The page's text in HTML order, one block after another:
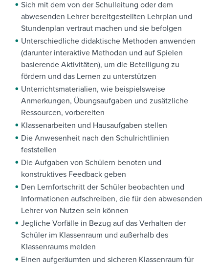
Sich mit dem von der Schulleitung oder dem
abwesenden Lehrer bereitgestellten Lehrplan und
Stundenplan vertraut machen und sie befolgen
Unterschiedliche didaktische Methoden anwenden
(darunter interaktive Methoden und auf Spielen
basierende Aktivitäten), um die Beteiligung zu
fördern und das Lernen zu unterstützen
Unterrichtsmaterialien, wie beispielsweise
Anmerkungen, Übungsaufgaben und zusätzliche
Ressourcen, vorbereiten
Klassenarbeiten und Hausaufgaben stellen
Die Anwesenheit nach den Schulrichtlinien
feststellen
Die Aufgaben von Schülern benoten und
konstruktives Feedback geben
Den Lernfortschritt der Schüler beobachten und
Informationen aufschreiben, die für den abwesenden
Lehrer von Nutzen sein können
Jegliche Vorfälle in Bezug auf das Verhalten der
Schüler im Klassenraum und außerhalb des
Klassenraums melden
Einen aufgeräumten und sicheren Klassenraum für